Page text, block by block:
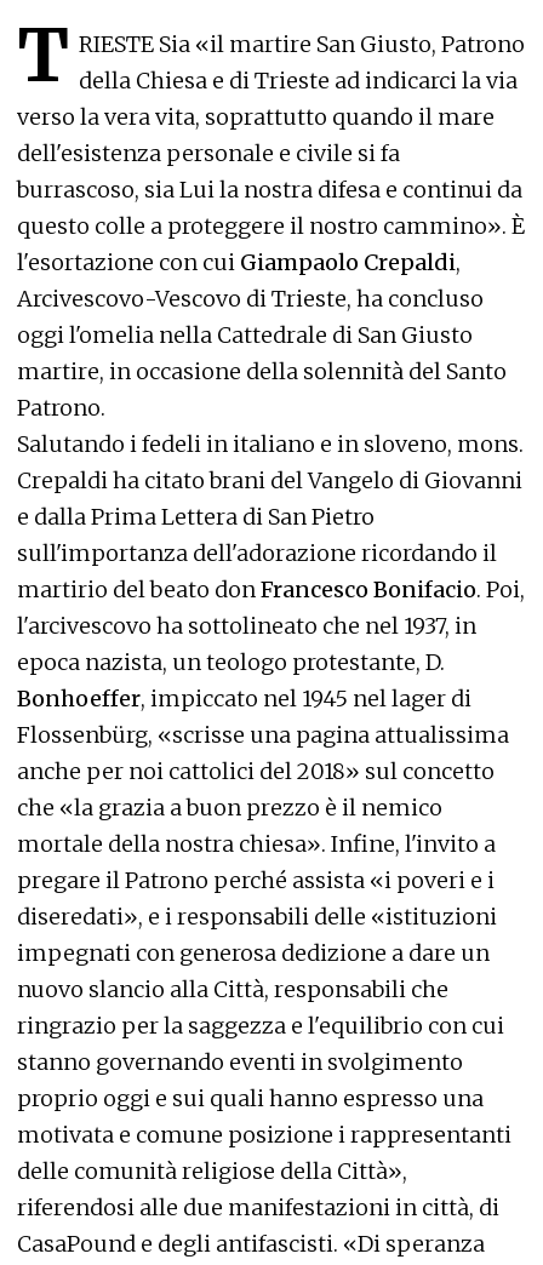
T RIESTE Sia «il martire San Giusto, Patrono
della Chiesa e di Trieste ad indicarci la via
verso la vera vita, soprattutto quando il mare
dell'esistenza personale e civile si fa
burrascoso, sia Lui la nostra difesa e continui da
questo colle a proteggere il nostro cammino». È
l'esortazione con cui Giampaolo Crepaldi,
Arcivescovo-Vescovo di Trieste, ha concluso
oggi l'omelia nella Cattedrale di San Giusto
martire, in occasione della solennità del Santo
Patrono.
Salutando i fedeli in italiano e in sloveno, mons.
Crepaldi ha citato brani del Vangelo di Giovanni
e dalla Prima Lettera di San Pietro
sull'importanza dell'adorazione ricordando il
martirio del beato donFrancesco Bonifacio. Poi,
l'arcivescovo ha sottolineato che nel 1937, in
epoca nazista, un teologo protestante, D.
Bonhoeffer, impiccato nel 1945 nel lager di
Flossenbürg, «scrisse una pagina attualissima
anche per noi cattolici del 2018» sul concetto
che «la grazia a buon prezzo è il nemico
mortale della nostra chiesa». Infine, l'invito a
pregare il Patrono perché assista «i poveri e i
diseredati», e i responsabili delle «istituzioni
impegnati con generosa dedizione a dare un
nuovo slancio alla Città, responsabili che
ringrazio per la saggezza e l'equilibrio con cui
stanno governando eventi in svolgimento
proprio oggi e sui quali hanno espresso una
motivata e comune posizione i rappresentanti
delle comunità religiose della Città»,
riferendosi alle due manifestazioni in città, di
CasaPound e degli antifascisti. «Di speranza